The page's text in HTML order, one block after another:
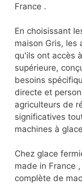
France .
En choisissant
maison Gris, les
qu'ils ont accès
supérieure,
besoins
directe et
agriculteurs de
significatives
machines à
Chez glace
made in France
complète de